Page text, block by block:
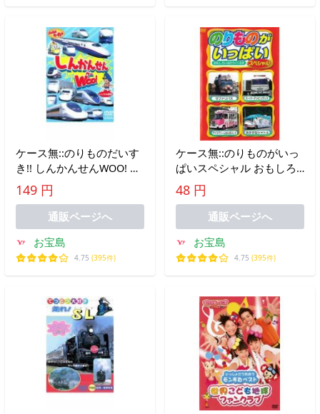
ケース無::のりものだいす
き!! しんかんせんWOO! レ
ンタル落ち 中古 DVD
149 円
通販ページへ
お宝島
4.75 (395件)
ケース無::のりものがいっ
ぱいスペシャル おもしろ
いはたらくくるま レンタ
ル落ち 中古 DVD
48 円
通販ページへ
お宝島
4.75 (395件)